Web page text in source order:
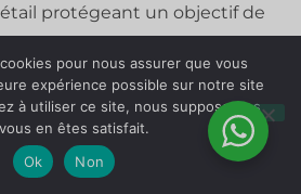
protégeant un objectif de
différence est la ligne de
lancement de marque privée
au seuil de rentabilité.
des tentes de camping
pour nous assurer que vous
expérience possible sur notre site
à utiliser ce site, nous supposerons
en êtes satisfait.
Ok
Non